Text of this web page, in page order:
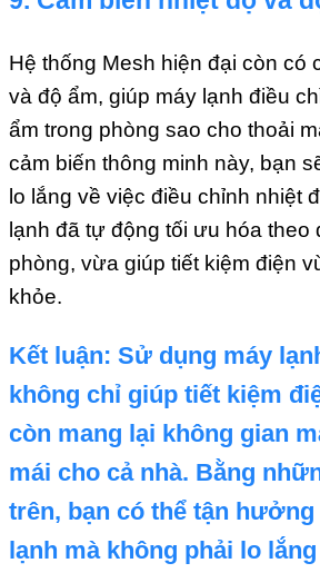
Hệ thống Mesh hiện đại còn có
và độ ẩm, giúp máy lạnh điều
ẩm trong phòng sao cho thoải
cảm biến thông minh này, bạn
lo lắng về việc điều chỉnh nhiệt
lạnh đã tự động tối ưu hóa theo
phòng, vừa giúp tiết kiệm điện
khỏe.
Kết luận: Sử dụng máy
không chỉ giúp tiết kiệm
còn mang lại không gian
mái cho cả nhà. Bằng
trên, bạn có thể tận
lạnh mà không phải lo